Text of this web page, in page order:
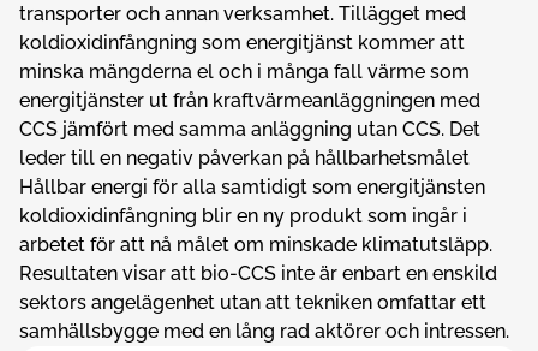
transporter och annan verksamhet. Tillägget med
koldioxidinfångning som energitjänst kommer att
minska mängderna el och i många fall värme som
energitjänster ut från kraftvärmeanläggningen med
CCS jämfört med samma anläggning utan CCS. Det
leder till en negativ påverkan på hållbarhetsmålet
Hållbar energi för alla samtidigt som energitjänsten
koldioxidinfångning blir en ny produkt som ingår i
arbetet för att nå målet om minskade klimatutsläpp.
Resultaten visar att bio-CCS inte är enbart en enskild
sektors angelägenhet utan att tekniken omfattar ett
samhällsbygge med en lång rad aktörer och intressen.